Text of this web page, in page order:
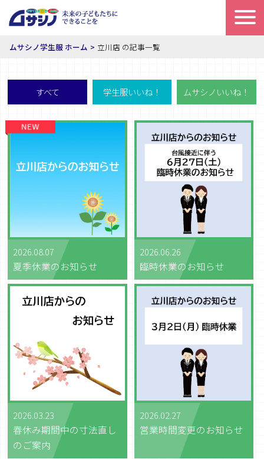
ムサシノ学生服 ホーム 立川店 の記事一覧
すべて 学生服いいね！ ムサシノいいね！
2026.08.07
夏季休業のお知らせ
2026.06.26
臨時休業のお知らせ
2026.03.23
春休み期間中の寸法直し
のご案内
2026.02.27
営業時間変更のお知らせ